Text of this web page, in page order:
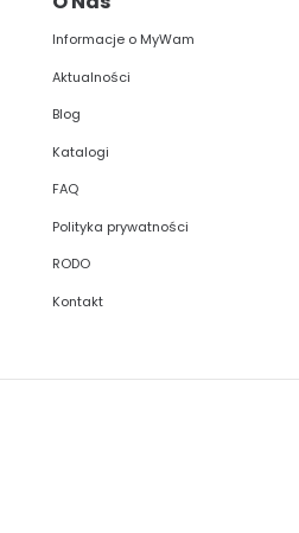
Informacje o MyWam
Aktualności
Blog
Katalogi
FAQ
Polityka prywatności
RODO
Kontakt